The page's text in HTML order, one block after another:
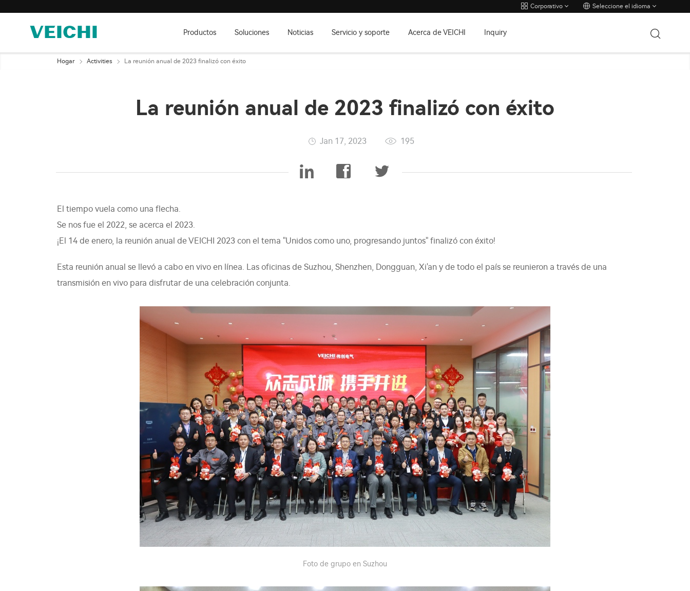
Corporativo Seleccione el idioma
Productos Soluciones Noticias Servicio y soporte Acerca de VEICHI Inquiry
Hogar Activities La reunión anual de 2023 finalizó con éxito
La reunión anual de 2023 finalizó con éxito
Jan 17, 2023 195
El tiempo vuela como una flecha.
Se nos fue el 2022, se acerca el 2023.
¡El 14 de enero, la reunión anual de VEICHI 2023 con el tema "Unidos como uno, progresando juntos" finalizó con éxito!
Esta reunión anual se llevó a cabo en vivo en línea. Las oficinas de Suzhou, Shenzhen, Dongguan, Xi'an y de todo el país se reunieron a través de una
transmisión en vivo para disfrutar de una celebración conjunta.
Foto de grupo en Suzhou